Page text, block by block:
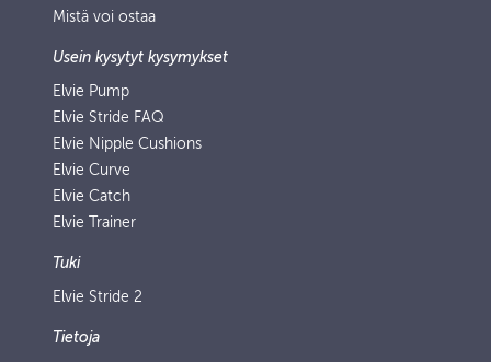
Mistä voi ostaa
Usein kysytyt kysymykset
Elvie Pump
Elvie Stride FAQ
Elvie Nipple Cushions
Elvie Curve
Elvie Catch
Elvie Trainer
Tuki
Elvie Stride 2
Tietoja